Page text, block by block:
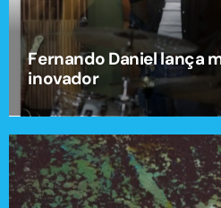
Fernando Daniel lança
inovador